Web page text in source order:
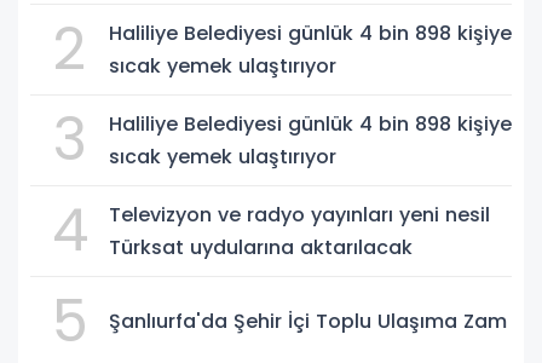
2
Haliliye Belediyesi günlük 4 bin 898 kişiye
sıcak yemek ulaştırıyor
3
Haliliye Belediyesi günlük 4 bin 898 kişiye
sıcak yemek ulaştırıyor
4
Televizyon ve radyo yayınları yeni nesil
Türksat uydularına aktarılacak
5 Şanlıurfa'da Şehir İçi Toplu Ulaşıma Zam